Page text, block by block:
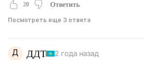
20 Ответить
Посмотреть еще 3 ответа
Д ДДТ 2 года назад